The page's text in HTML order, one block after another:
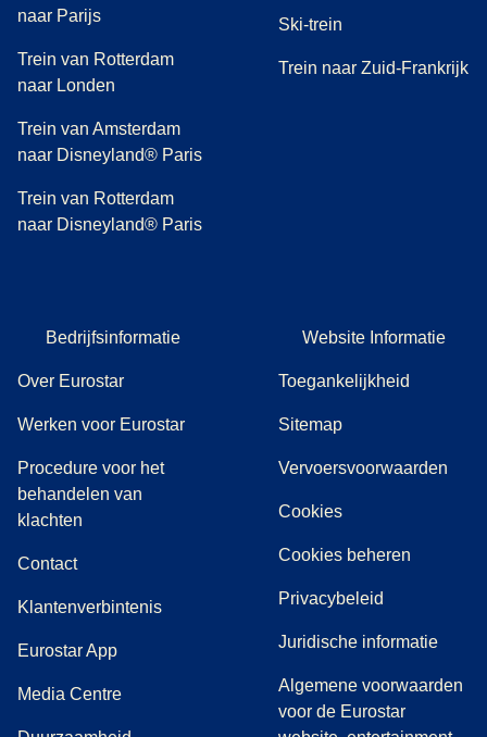
naar Parijs
Trein van Rotterdam
naar Londen
Trein van Amsterdam
naar Disneyland® Paris
Trein van Rotterdam
naar Disneyland® Paris
Ski-trein
Trein naar Zuid-Frankrijk
Bedrijfsinformatie
Over Eurostar
Werken voor Eurostar
Procedure voor het
behandelen van
klachten
Contact
Klantenverbintenis
Eurostar App
Media Centre( opent in een nieuwe tab)
Website Informatie
Toegankelijkheid
Sitemap
Vervoersvoorwaarden
Cookies
Cookies beheren
Privacybeleid
Juridische informatie
Algemene voorwaarden
voor de Eurostar